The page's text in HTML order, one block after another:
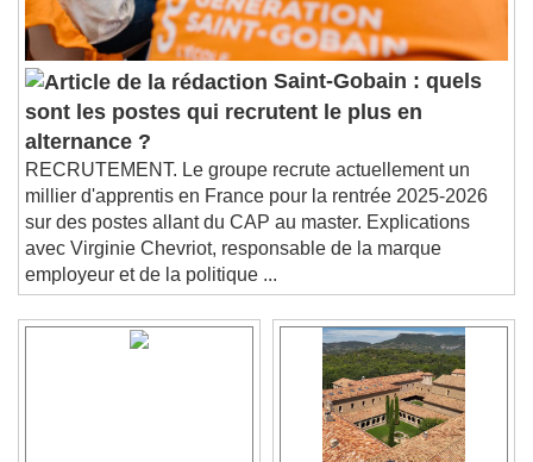
Saint-Gobain : quels
sont les postes qui recrutent le plus en
alternance ?
RECRUTEMENT. Le groupe recrute actuellement un
millier d'apprentis en France pour la rentrée 2025-2026
sur des postes allant du CAP au master. Explications
avec Virginie Chevriot, responsable de la marque
employeur et de la politique ...